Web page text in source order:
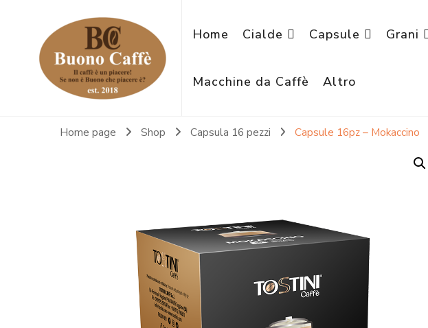
Home Cialde Capsule Grani
Macchine da Caffè Altro
Home page Shop Capsula 16 pezzi Capsule 16pz – Mokaccino